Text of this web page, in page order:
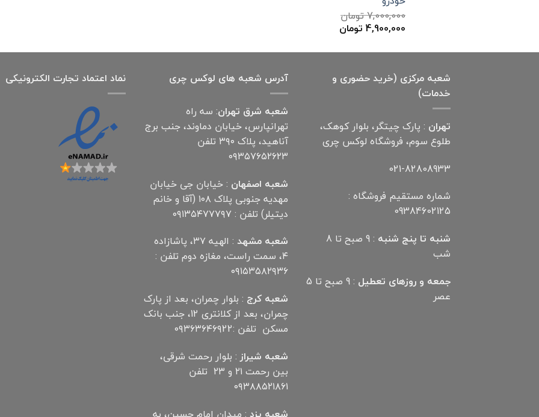
7,000,000تومان
قیمت
7,000,000 تومان
4,900,000 تومان
4,900,000 تومان
شعبه مرکزی (خرید حضوری و
خدمات)
تهران : پارک چیتگر، بلوار کوهک،
طلوع سوم، فروشگاه لوکس چری
021-82808933
شماره مستقیم فروشگاه :
09384602125
شنبه تا پنج شنبه
: 9 صبح تا 8
شب
جمعه و روزهای تعطیل
: 9 صبح تا 5
عصر
آدرس شعبه های لوکس چری
شعبه شرق تهران: سه راه
تهرانپارس، خیابان دماوند، جنب برج
آناهید، پلاک ۳۹۰ تلفن
۰۹۳۵۷۶۵۲۶۲۳
شعبه اصفهان : خیابان جی خیابان
مهدیه جنوبی پلاک ۱۰۸ (آقا و خانم
دیتیلر) تلفن : ۰۹۱۳۵۴۷۷۷۹۷
شعبه مشهد
: الهیه ۳۷، پاشازاده
۴، سمت راست، مغازه دوم تلفن :
۰۹۱۵۳۵۸۲۹۳۶
شعبه کرج : بلوار چمران، بعد از پارک
چمران، بعد از کلانتری 12، جنب بانک
مسکن تلفن :۰۹۳۶۳۶۴۶۹22
شعبه شیراز: بلوار رحمت شرقی،
بین رحمت ۲۱ و ۲۳ تلفن
۰۹۳۸۸۵۲۱۸۶۱
نماد اعتماد تجارت الكترونیكی